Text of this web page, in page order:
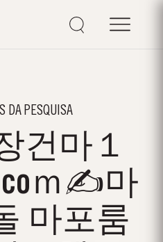
DA PESQUISA
건마１
coｍ✍마
마포룸